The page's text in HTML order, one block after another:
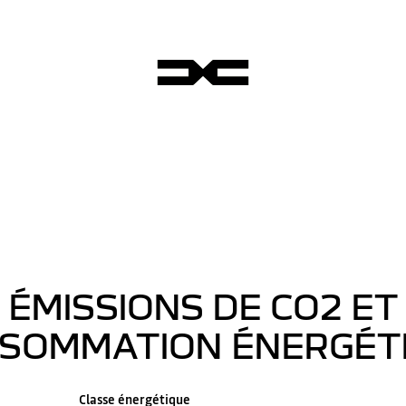
ÉMISSIONS DE CO2 ET
Classe énergétique